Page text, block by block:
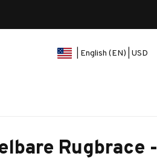
| English (EN) | USD
Rugbrace -